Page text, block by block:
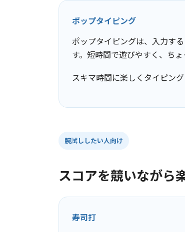
ポップタイピング
ポップタイピングは、入力す
す。短時間で遊びやすく、ち
スキマ時間に楽しくタイピン
腕試ししたい人向け
スコアを競いながら
寿司打